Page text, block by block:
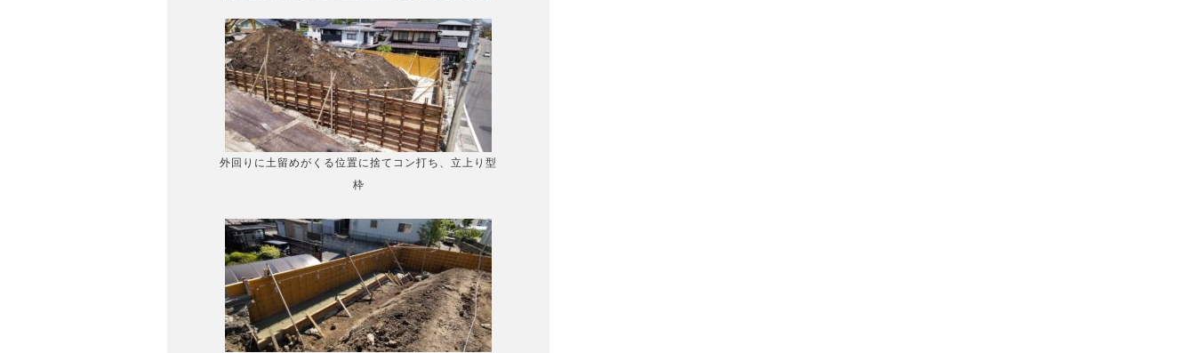
外回りに土留めがくる位置に捨てコン打ち、立上り型
枠